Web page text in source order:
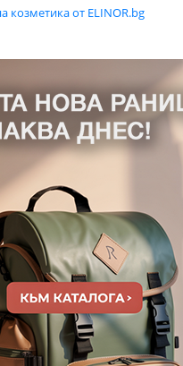
козметика от ELINOR.bg